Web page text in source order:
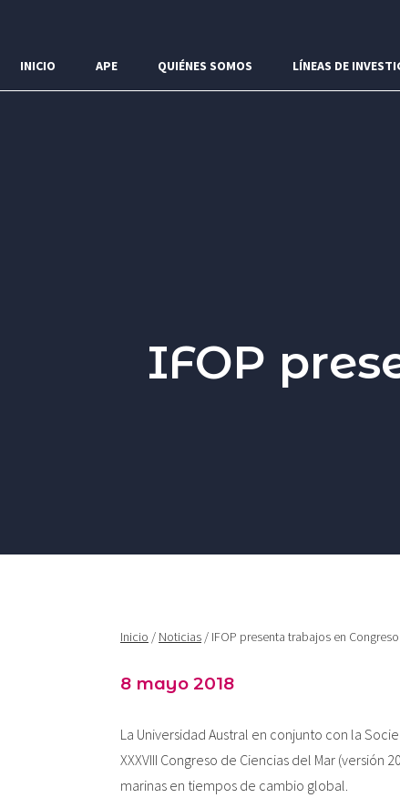
INICIO APE QUIÉNES SOMOS LÍNEAS DE
IFOP
Inicio / Noticias / IFOP presenta trabajos en
8 mayo 2018
La Universidad Austral en conjunto con la
XXXVIII Congreso de Ciencias del Mar (versión
marinas en tiempos de cambio global.